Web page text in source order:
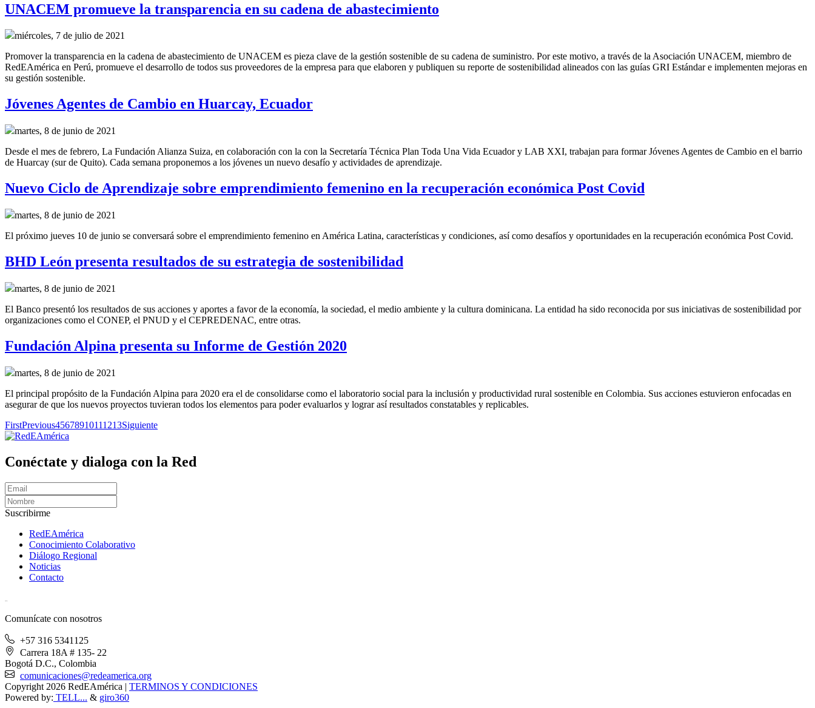
UNACEM promueve la transparencia en su cadena de abastecimiento
miércoles, 7 de julio de 2021
Promover la transparencia en la cadena de abastecimiento de UNACEM es pieza clave de la gestión sostenible de su cadena de suministro. Por este motivo, a través de la Asociación UNACEM, miembro de
RedEAmérica en Perú, promueve el desarrollo de todos sus proveedores de la empresa para que elaboren y publiquen su reporte de sostenibilidad alineados con las guías GRI Estándar e implementen mejoras en
su gestión sostenible.
Jóvenes Agentes de Cambio en Huarcay, Ecuador
martes, 8 de junio de 2021
Desde el mes de febrero, La Fundación Alianza Suiza, en colaboración con la con la Secretaría Técnica Plan Toda Una Vida Ecuador y LAB XXI, trabajan para formar Jóvenes Agentes de Cambio en el barrio
de Huarcay (sur de Quito). Cada semana proponemos a los jóvenes un nuevo desafío y actividades de aprendizaje.
Nuevo Ciclo de Aprendizaje sobre emprendimiento femenino en la recuperación económica Post Covid
martes, 8 de junio de 2021
El próximo jueves 10 de junio se conversará sobre el emprendimiento femenino en América Latina, características y condiciones, así como desafíos y oportunidades en la recuperación económica Post Covid.
BHD León presenta resultados de su estrategia de sostenibilidad
martes, 8 de junio de 2021
El Banco presentó los resultados de sus acciones y aportes a favor de la economía, la sociedad, el medio ambiente y la cultura dominicana. La entidad ha sido reconocida por sus iniciativas de sostenibilidad por
organizaciones como el CONEP, el PNUD y el CEPREDENAC, entre otras.
Fundación Alpina presenta su Informe de Gestión 2020
martes, 8 de junio de 2021
El principal propósito de la Fundación Alpina para 2020 era el de consolidarse como el laboratorio social para la inclusión y productividad rural sostenible en Colombia. Sus acciones estuvieron enfocadas en
asegurar de que los nuevos proyectos tuvieran todos los elementos para poder evaluarlos y lograr así resultados constatables y replicables.
FirstPrevious45678910111213Siguiente
Conéctate y dialoga con la Red
Suscribirme
RedEAmérica
Conocimiento Colaborativo
Diálogo Regional
Noticias
Contacto
Comunícate con nosotros
+57 316 5341125
Carrera 18A # 135- 22
Bogotá D.C., Colombia
comunicaciones@redeamerica.org
Copyright 2026 RedEAmérica | TERMINOS Y CONDICIONES
Powered by: TELL... & giro360